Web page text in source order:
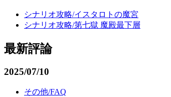
シナリオ攻略/イスタロトの魔宮
シナリオ攻略/第七獄 魔殿最下層
最新評論
2025/07/10
その他/FAQ